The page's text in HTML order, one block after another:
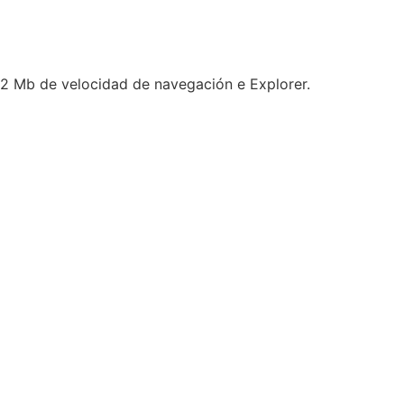
Mb de velocidad de navegación e Explorer.